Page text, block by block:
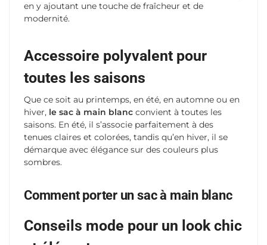
en y ajoutant une touche de fraîcheur et de
modernité.
Accessoire polyvalent pour
toutes les saisons
Que ce soit au printemps, en été, en automne ou en
hiver, le sac à main blanc convient à toutes les
saisons. En été, il s’associe parfaitement à des
tenues claires et colorées, tandis qu’en hiver, il se
démarque avec élégance sur des couleurs plus
sombres.
Comment porter un sac à main blanc
Conseils mode pour un look chic